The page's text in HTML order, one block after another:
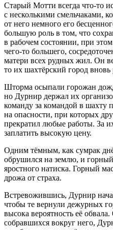
Старый Мотти всегда что-то
с несколькими смельчаками,
от него немного его
большую роль в том, что
в рабочем состоянии, при
чего-то большего,
матери всех рудных жил. Он
то их шахтёрский город вновь
Шторма осыпали горожан
но Дурнир держал их
команду за командой в шахту
на опасности, при которых
прекратил любые работы. За
заплатить высокую цену.
Одним тёмным, как сумрак
обрушился на землю, и горный
яростного натиска. Горный
дрожа от страха.
Встревожившись, Дурнир
чтобы те вернули дежурных
высока вероятность её
собравшихся вокруг него,